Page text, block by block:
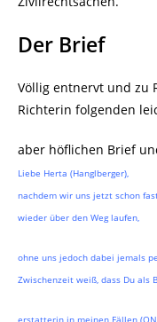
Der Brief
Völlig entnervt und zu
Richterin folgenden
aber höflichen Brief
Liebe Herta (Hanglberger),
nachdem wir uns jetzt schon
wieder über den Weg laufen,
ohne uns jedoch dabei jemals
Zwischenzeit weiß, dass Du als
erstatterin in meinen Fällen